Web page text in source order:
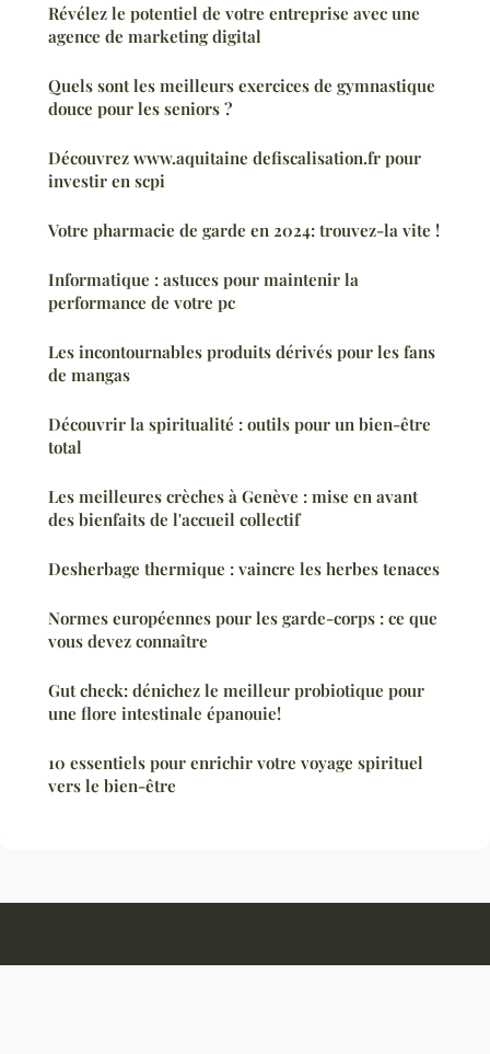
Révélez le potentiel de votre entreprise avec une
agence de marketing digital
Quels sont les meilleurs exercices de gymnastique
douce pour les seniors ?
Découvrez www.aquitaine defiscalisation.fr pour
investir en scpi
Votre pharmacie de garde en 2024: trouvez-la vite !
Informatique : astuces pour maintenir la
performance de votre pc
Les incontournables produits dérivés pour les fans
de mangas
Découvrir la spiritualité : outils pour un bien-être
total
Les meilleures crèches à Genève : mise en avant
des bienfaits de l'accueil collectif
Desherbage thermique : vaincre les herbes tenaces
Normes européennes pour les garde-corps : ce que
vous devez connaître
Gut check: dénichez le meilleur probiotique pour
une flore intestinale épanouie!
10 essentiels pour enrichir votre voyage spirituel
vers le bien-être
Maple Webranch